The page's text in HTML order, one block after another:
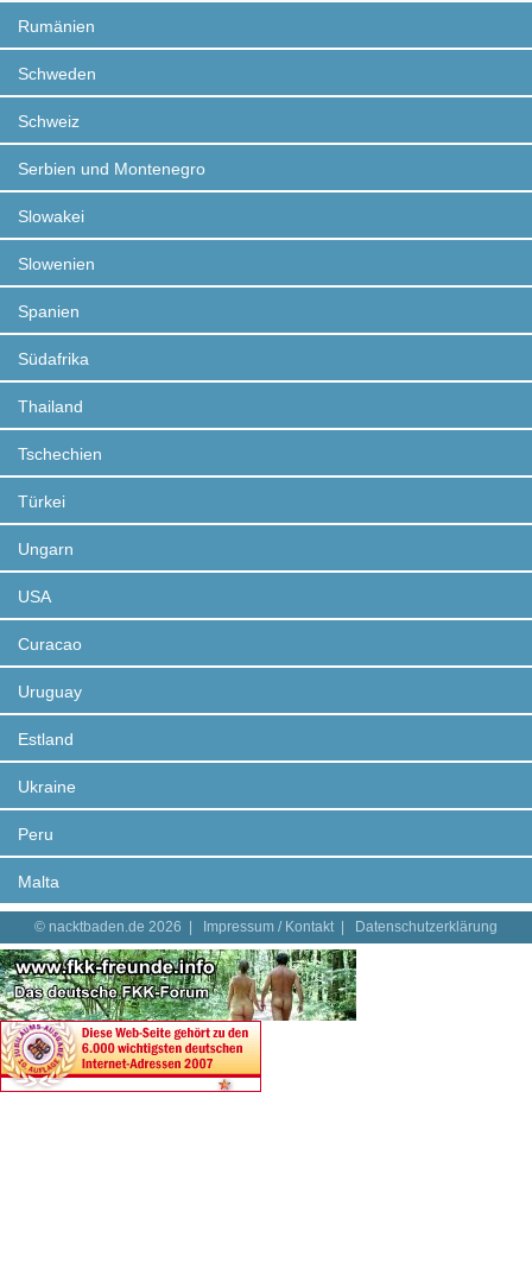
Rumänien
Schweden
Schweiz
Serbien und Montenegro
Slowakei
Slowenien
Spanien
Südafrika
Thailand
Tschechien
Türkei
Ungarn
USA
Curacao
Uruguay
Estland
Ukraine
Peru
Malta
© nacktbaden.de 2026 | Impressum / Kontakt| Datenschutzerklärung